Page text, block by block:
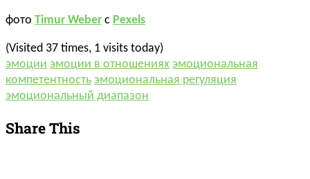
фото Timur Weber с Pexels
(Visited 37 times, 1 visits today)
эмоции эмоции в отношениях эмоциональная
компетентность эмоциональная регуляция
эмоциональный диапазон
Share This